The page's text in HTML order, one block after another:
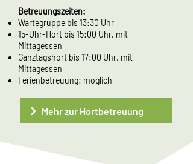
Betreuungszeiten:
Wartegruppe bis 13:30 Uhr
15-Uhr-Hort bis 15:00 Uhr, mit
Mittagessen
Ganztagshort bis 17:00 Uhr, mit
Mittagessen
Ferienbetreuung: möglich
Mehr zur Hortbetreuung